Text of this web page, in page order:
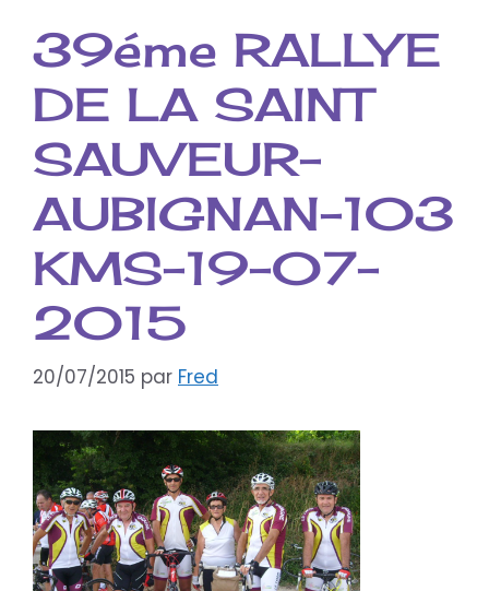
39éme RALLYE
DE LA SAINT
SAUVEUR-
AUBIGNAN-103
KMS-19-07-
2015
20/07/2015 par Fred